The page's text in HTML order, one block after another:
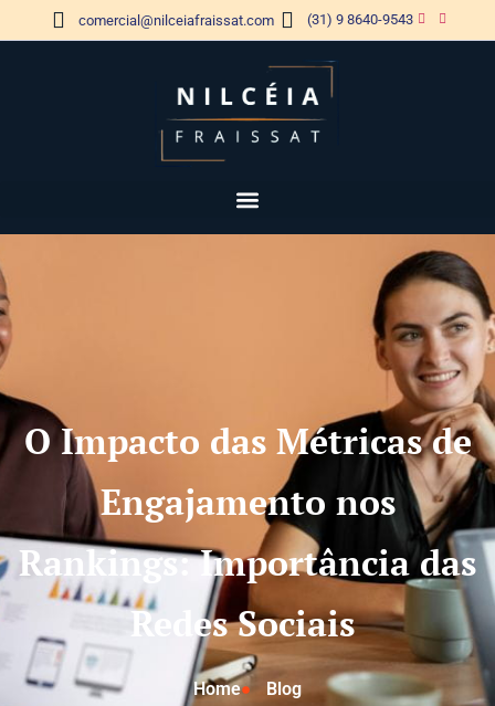
comercial@nilceiafraissat.com (31) 9 8640-9543
O Impacto das Métricas de
Engajamento nos
Rankings: Importância das
Redes Sociais
Home Blog